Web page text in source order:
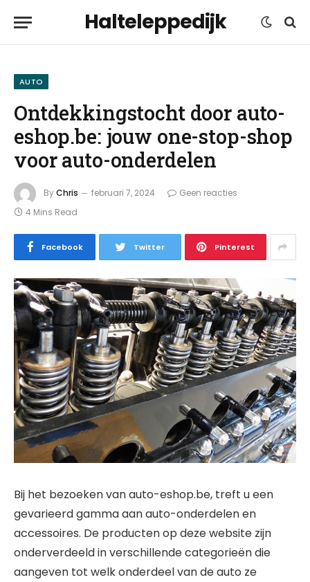
Halteleppedijk
AUTO
Ontdekkingstocht door auto-
eshop.be: jouw one-stop-shop
voor auto-onderdelen
ByChris februari 7, 2024
Geen reacties
4 Mins Read
Facebook Twitter Pinterest
Bij het bezoeken van auto-eshop.be, treft u een
gevarieerd gamma aan auto-onderdelen en
accessoires. De producten op deze website zijn
onderverdeeld in verschillende categorieën die
aangeven tot welk onderdeel van de auto ze